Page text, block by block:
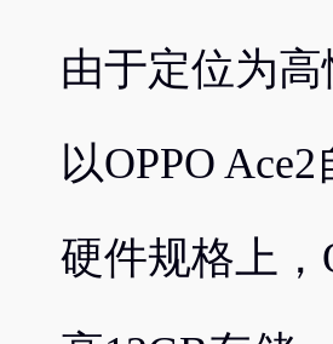
由于定位为
以OPPO
硬件规格上，